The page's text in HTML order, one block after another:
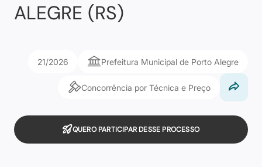
ALEGRE (RS)
21/2026 Prefeitura Municipal de Porto Alegre
Concorrência por Técnica e Preço
QUERO PARTICIPAR DESSE PROCESSO